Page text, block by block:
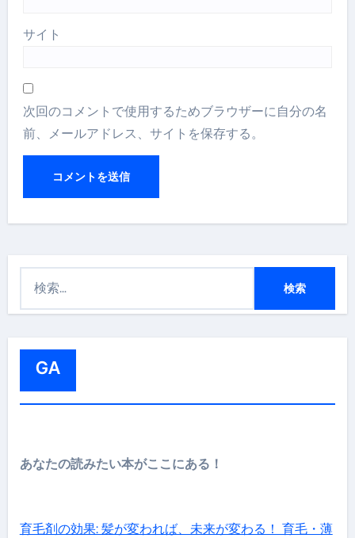
サイト
次回のコメントで使用するためブラウザーに自分の名
前、メールアドレス、サイトを保存する。
GA
あなたの読みたい本がここにある！
育毛剤の効果: 髪が変われば、未来が変わる！ 育毛・薄